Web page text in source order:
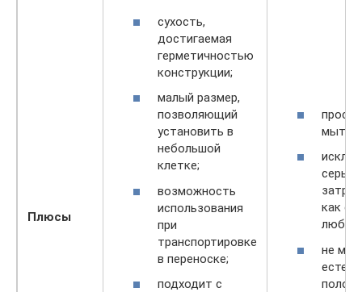
Плюсы
сухость,
достигаемая
герметичностью
конструкции;
малый размер,
позволяющий
установить в
небольшой
клетке;
возможность
использования
при
транспортировке
в переноске;
подходит с
мытья;
как
любом
не